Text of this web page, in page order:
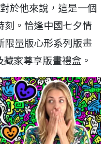
於他來說，這是一個
刻。恰逢中國七夕情
限量版心形系列版畫
家尊享版畫禮盒。